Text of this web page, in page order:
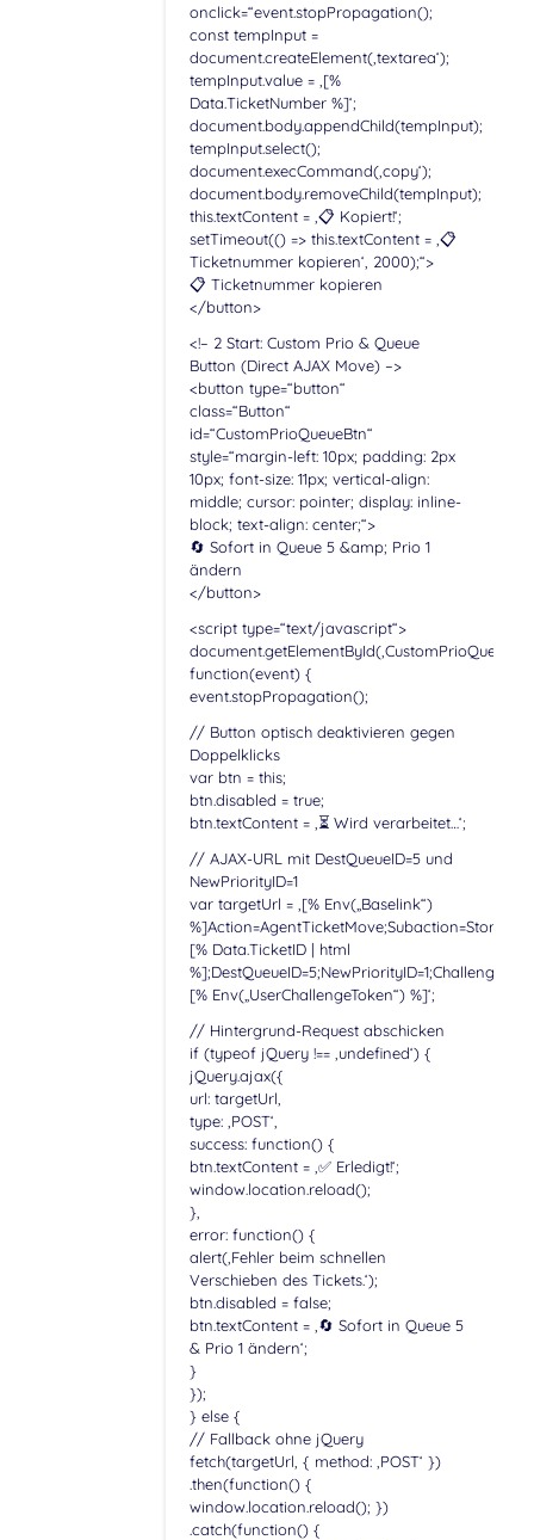
onclick=“event.stopPropagation();
const tempInput =
document.createElement(‚textarea‘);
tempInput.value = ‚[%
Data.TicketNumber %]‘;
document.body.appendChild(tempInput);
tempInput.select();
document.execCommand(‚copy‘);
document.body.removeChild(tempInput);
this.textContent = ‚📋 Kopiert!‘;
setTimeout(() => this.textContent = ‚📋
Ticketnummer kopieren‘, 2000);“>
📋 Ticketnummer kopieren
</button>
<!– 2 Start: Custom Prio & Queue
Button (Direct AJAX Move) –>
<button type=“button“
class=“Button“
id=“CustomPrioQueueBtn“
style=“margin-left: 10px; padding: 2px
10px; font-size: 11px; vertical-align:
middle; cursor: pointer; display: inline-
block; text-align: center;“>
🔄 Sofort in Queue 5 &amp; Prio 1
ändern
</button>
<script type=“text/javascript“>
function(event) {
event.stopPropagation();
// Button optisch deaktivieren gegen
Doppelklicks
var btn = this;
btn.disabled = true;
btn.textContent = ‚⏳ Wird verarbeitet…‘;
// AJAX-URL mit DestQueueID=5 und
NewPriorityID=1
var targetUrl = ‚[% Env(„Baselink“)
[% Data.TicketID | html
[% Env(„UserChallengeToken“) %]‘;
// Hintergrund-Request abschicken
if (typeof jQuery !== ‚undefined‘) {
jQuery.ajax({
url: targetUrl,
type: ‚POST‘,
success: function() {
btn.textContent = ‚✅ Erledigt!‘;
window.location.reload();
},
error: function() {
alert(‚Fehler beim schnellen
Verschieben des Tickets.‘);
btn.disabled = false;
btn.textContent = ‚🔄 Sofort in Queue 5
& Prio 1 ändern‘;
}
});
} else {
// Fallback ohne jQuery
fetch(targetUrl, { method: ‚POST‘ })
.then(function() {
window.location.reload(); })
.catch(function() {